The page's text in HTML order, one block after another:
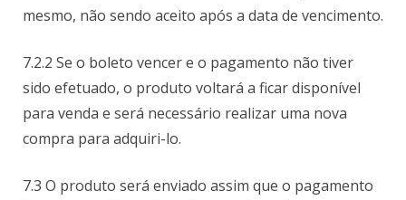
mesmo, não sendo aceito após a data de vencimento.
7.2.2 Se o boleto vencer e o pagamento não tiver
sido efetuado, o produto voltará a ficar disponível
para venda e será necessário realizar uma nova
compra para adquiri-lo.
7.3 O produto será enviado assim que o pagamento